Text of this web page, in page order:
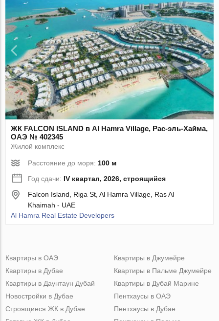
ЖК FALCON ISLAND в Al Hamra Village, Рас-эль-Хайма,
ОАЭ № 402345
Жилой комплекс
Расстояние до моря: 100 м
Год сдачи: IV квартал, 2026, строящийся
Falcon Island, Riga St, Al Hamra Village, Ras Al
Khaimah - UAE
Al Hamra Real Estate Developers
Квартиры в ОАЭ
Квартиры в Дубае
Квартиры в Даунтаун Дубай
Квартиры в Джумейре
Квартиры в Пальме Джумейре
Квартиры в Дубай Марине
Новостройки в Дубае
Строящиеся ЖК в Дубае
Пентхаусы в ОАЭ
Пентхаусы в Дубае